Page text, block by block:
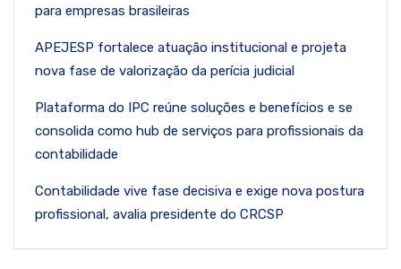
para empresas brasileiras
APEJESP fortalece atuação institucional e projeta
nova fase de valorização da perícia judicial
Plataforma do IPC reúne soluções e benefícios e se
consolida como hub de serviços para profissionais da
contabilidade
Contabilidade vive fase decisiva e exige nova postura
profissional, avalia presidente do CRCSP